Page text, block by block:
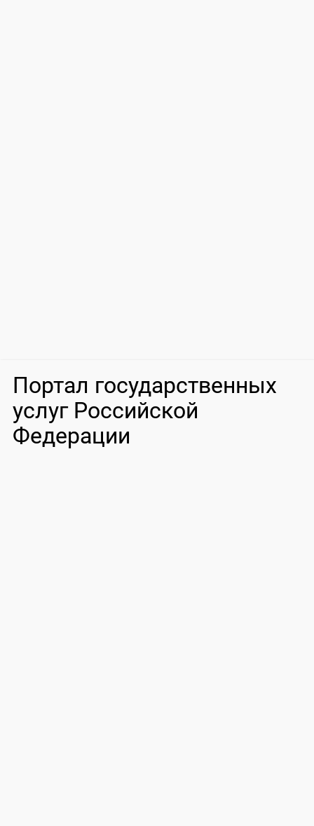
Портал государственных
услуг Российской
Федерации